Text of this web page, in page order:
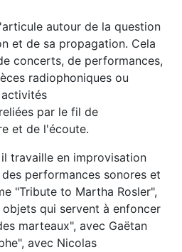
autour de la question
et de sa propagation. Cela
concerts, de performances,
radiophoniques ou
par le fil de
et de l'écoute.
travaille en improvisation
performances sonores et
"Tribute to Martha Rosler",
objets qui servent à enfoncer
marteaux", avec Gaëtan
avec Nicolas